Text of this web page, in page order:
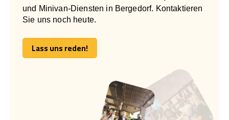
und Minivan-Diensten in Bergedorf. Kontaktieren
Sie uns noch heute.
Lass uns reden!
Lass uns reden!